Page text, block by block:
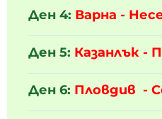
Ден 4: Варна -
Ден 5: Казанлък -
Ден 6: Пловдив -